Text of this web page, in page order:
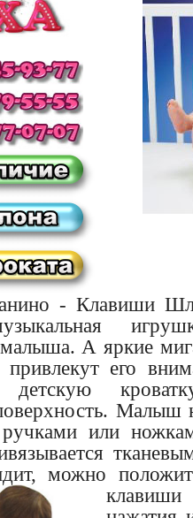
- Клавиши
малыша. А яркие
привлекут его
детскую
или
можно